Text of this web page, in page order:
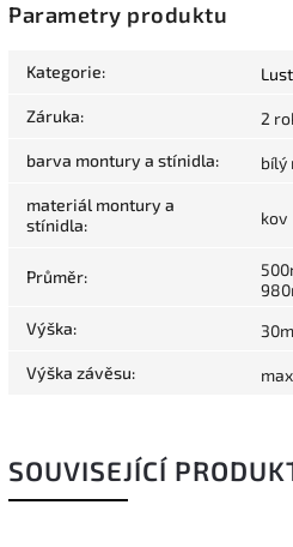
Parametry produktu
Kategorie:
Záruka: 2
barva montury a stínidla: bílý
materiál montury a
stínidla: kov
Průměr:
Výška:
Výška závěsu:
SOUVISEJÍCÍ